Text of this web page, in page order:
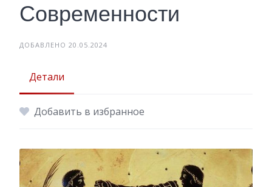
Современности
ДОБАВЛЕНО 20.05.2024
Детали
Добавить в избранное